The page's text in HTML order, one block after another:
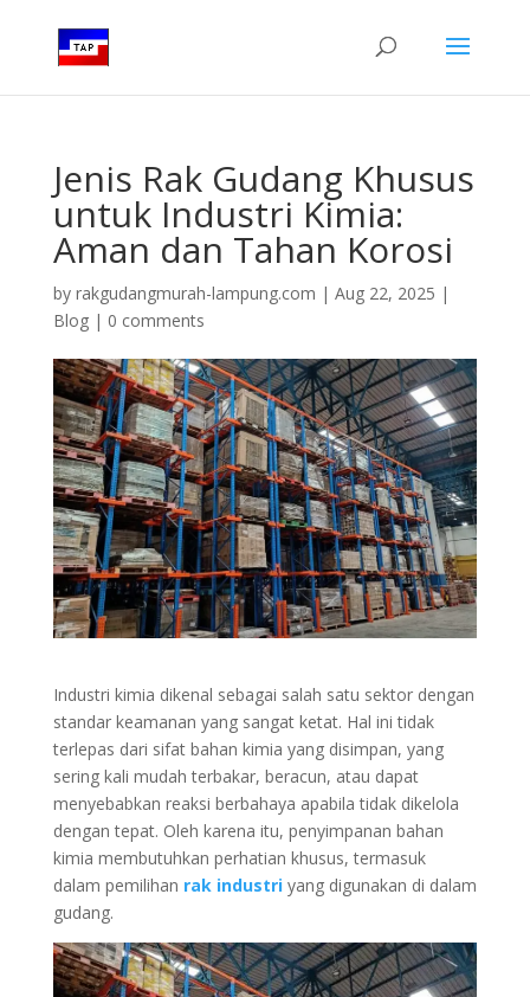
Jenis Rak Gudang Khusus
untuk Industri Kimia:
Aman dan Tahan Korosi
by rakgudangmurah-lampung.com | Aug 22, 2025 |
Blog| 0 comments
Industri kimia dikenal sebagai salah satu sektor dengan
standar keamanan yang sangat ketat. Hal ini tidak
terlepas dari sifat bahan kimia yang disimpan, yang
sering kali mudah terbakar, beracun, atau dapat
menyebabkan reaksi berbahaya apabila tidak dikelola
dengan tepat. Oleh karena itu, penyimpanan bahan
kimia membutuhkan perhatian khusus, termasuk
dalam pemilihan rak industriyang digunakan di dalam
gudang.